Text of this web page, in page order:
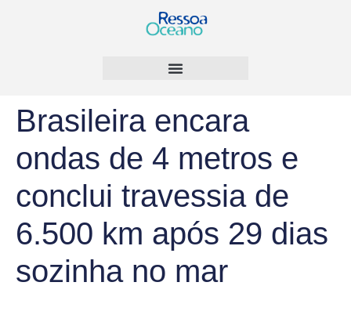
Brasileira encara
ondas de 4 metros e
conclui travessia de
6.500 km após 29 dias
sozinha no mar